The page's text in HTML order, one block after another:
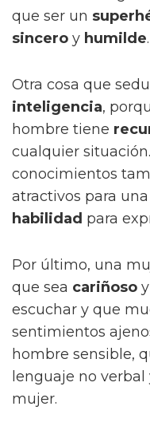
que ser un
sincero y humilde.
Otra cosa que
inteligencia,
hombre tiene
cualquier
conocimientos
atractivos para
habilidad para
Por último, una
que sea cariñoso y
escuchar y que
sentimientos
hombre sensible,
lenguaje no verbal
mujer.